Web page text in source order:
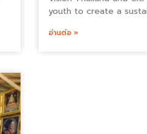
youth to create a
อ่านต่อ »